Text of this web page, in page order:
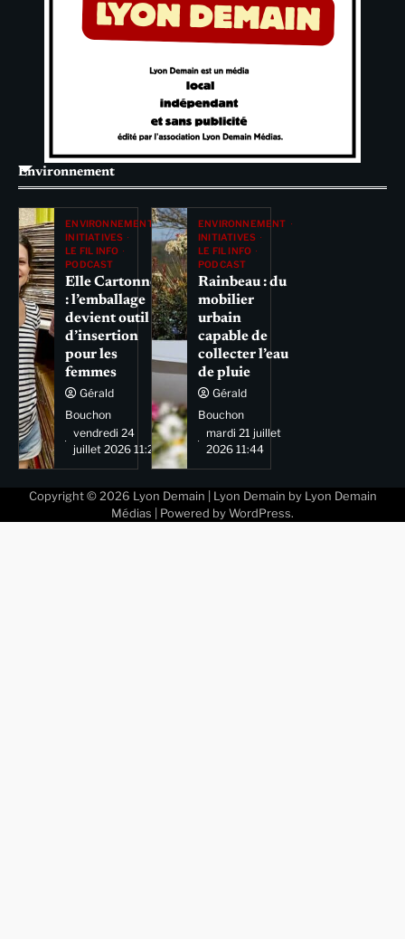
Environnement
ENVIRONNEMENT
INITIATIVES
LE FIL INFO
PODCAST
Elle Cartonne
: l’emballage
devient outil
d’insertion
pour les
femmes
Gérald
Bouchon
vendredi 24
juillet 2026 11:29
ENVIRONNEMENT
INITIATIVES
LE FIL INFO
PODCAST
Rainbeau : du
mobilier
urbain
capable de
collecter l’eau
de pluie
Gérald
Bouchon
mardi 21 juillet
2026 11:44
Copyright © 2026 Lyon Demain | Lyon Demain by Lyon Demain
Médias | Powered by WordPress.